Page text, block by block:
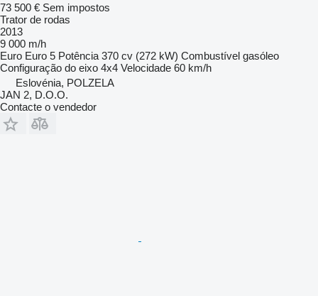
73 500 € Sem impostos
Trator de rodas
2013
9 000 m/h
Euro Euro 5 Potência 370 cv (272 kW) Combustível gasóleo
Configuração do eixo 4x4 Velocidade 60 km/h
Eslovénia, POLZELA
JAN 2, D.O.O.
Contacte o vendedor